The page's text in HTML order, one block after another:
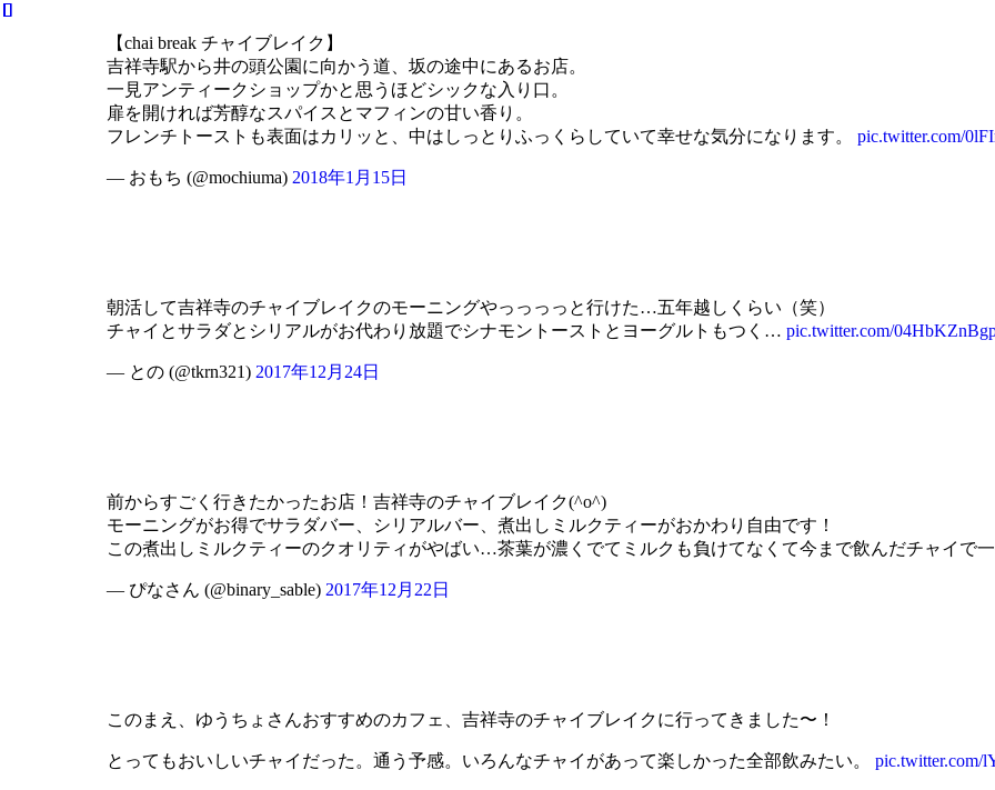
【chai break チャイブレイク】
吉祥寺駅から井の頭公園に向かう道、坂の途中にあるお店。
一見アンティークショップかと思うほどシックな入り口。
扉を開ければ芳醇なスパイスとマフィンの甘い香り。
フレンチトーストも表面はカリッと、中はしっとりふっくらしていて幸せな気分になります。 pic.twitter.com/
— おもち (@mochiuma) 2018年1月15日
朝活して吉祥寺のチャイブレイクのモーニングやっっっっと行けた…五年越しくらい（笑）
チャイとサラダとシリアルがお代わり放題でシナモントーストとヨーグルトもつく… pic.twitter.com/
— との (@tkrn321) 2017年12月24日
前からすごく行きたかったお店！吉祥寺のチャイブレイク(^o^)
モーニングがお得でサラダバー、シリアルバー、煮出しミルクティーがおかわり自由です！
この煮出しミルクティーのクオリティがやばい…茶葉が濃くでてミルクも負けてなくて今まで飲んだチャイで
— ぴなさん (@binary_sable) 2017年12月22日
このまえ、ゆうちょさんおすすめのカフェ、吉祥寺のチャイブレイクに行ってきました〜！
とってもおいしいチャイだった。通う予感。いろんなチャイがあって楽しかった全部飲みたい。 pic.twitter.com/